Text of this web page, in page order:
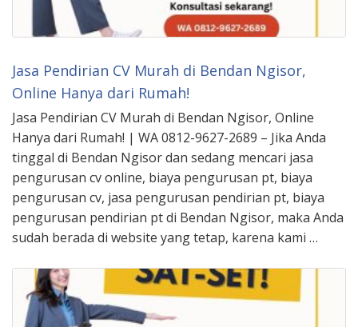
Jasa Pendirian CV Murah di Bendan Ngisor,
Online Hanya dari Rumah!
Jasa Pendirian CV Murah di Bendan Ngisor, Online
Hanya dari Rumah! | WA 0812-9627-2689 – Jika Anda
tinggal di Bendan Ngisor dan sedang mencari jasa
pengurusan cv online, biaya pengurusan pt, biaya
pengurusan cv, jasa pengurusan pendirian pt, biaya
pengurusan pendirian pt di Bendan Ngisor, maka Anda
sudah berada di website yang tetap, karena kami …